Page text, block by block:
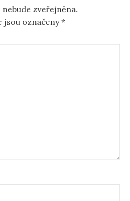
zveřejněna.
jsou označeny*